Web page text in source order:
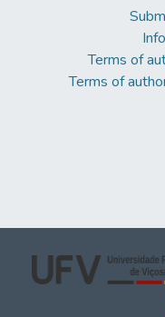
Terms of
Terms of